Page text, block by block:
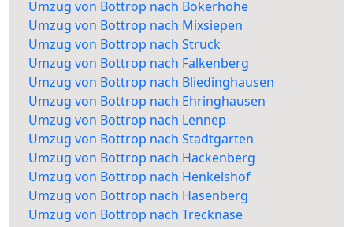
Umzug von Bottrop nach Bökerhöhe
Umzug von Bottrop nach Mixsiepen
Umzug von Bottrop nach Struck
Umzug von Bottrop nach Falkenberg
Umzug von Bottrop nach Bliedinghausen
Umzug von Bottrop nach Ehringhausen
Umzug von Bottrop nach Lennep
Umzug von Bottrop nach Stadtgarten
Umzug von Bottrop nach Hackenberg
Umzug von Bottrop nach Henkelshof
Umzug von Bottrop nach Hasenberg
Umzug von Bottrop nach Trecknase